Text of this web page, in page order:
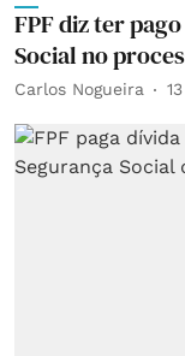
FPF diz ter
Social no
Carlos Nogueira